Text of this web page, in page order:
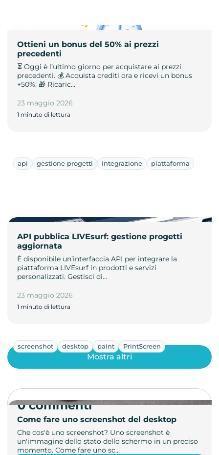
Ottieni un bonus del 50% ai prezzi
precedenti
⏳ Oggi è l’ultimo giorno per acquistare ai prezzi
precedenti. 💰 Acquista crediti ora e ricevi un bonus
+50%. 🎁 Ricaric…
23 maggio 2026
1 minuto di lettura
api gestione progetti integrazione piattaforma
API pubblica LIVEsurf: gestione progetti
aggiornata
È disponibile un’interfaccia API per integrare la
piattaforma LIVEsurf in prodotti e servizi
personalizzati. Gestisci di…
23 maggio 2026
1 minuto di lettura
screenshot desktop paint PrintScreen
Come fare uno screenshot del desktop
Che cos'è uno screenshot? Uno screenshot è
un'immagine dello stato dello schermo in un preciso
momento. Come fare uno sc…
Mostra altri
0 commenti